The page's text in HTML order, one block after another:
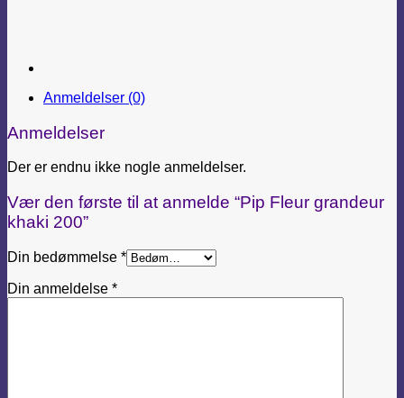
Anmeldelser (0)
Anmeldelser
Der er endnu ikke nogle anmeldelser.
Vær den første til at anmelde “Pip Fleur grandeur
khaki 200”
Din bedømmelse *
Din anmeldelse *